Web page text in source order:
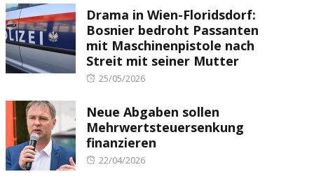
Drama in Wien-Floridsdorf:
Bosnier bedroht Passanten
mit Maschinenpistole nach
Streit mit seiner Mutter
Posted
25/05/2026
Neue Abgaben sollen
Mehrwertsteuersenkung
finanzieren
Posted
22/04/2026